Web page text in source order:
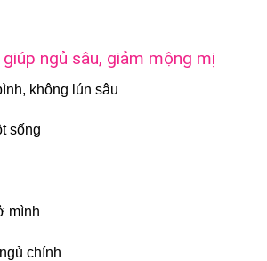
ngủ sâu, giảm mộng mị
không lún sâu
sống
mình
chính